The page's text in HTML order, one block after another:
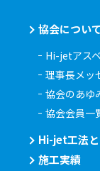
協会について
Hi-jetアス
理事長メッ
協会のあゆ
協会会員一
Hi-jet工法
施工実績